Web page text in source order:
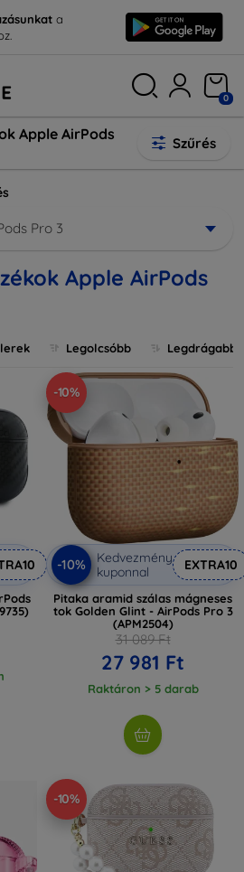
a
0
Apple AirPods
Szűrés
Pro 3
Apple AirPods
Legolcsóbb Legdrágabb
-10%
-10%
Kedvezmény
kuponnal
EXTRA10
Pitaka aramid szálas mágneses
tok Golden Glint - AirPods Pro 3
(APM2504)
31 089 Ft
27 981 Ft
Raktáron > 5 darab
-10%